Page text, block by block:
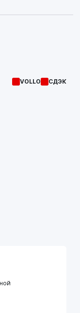
VOLLO СДЭК